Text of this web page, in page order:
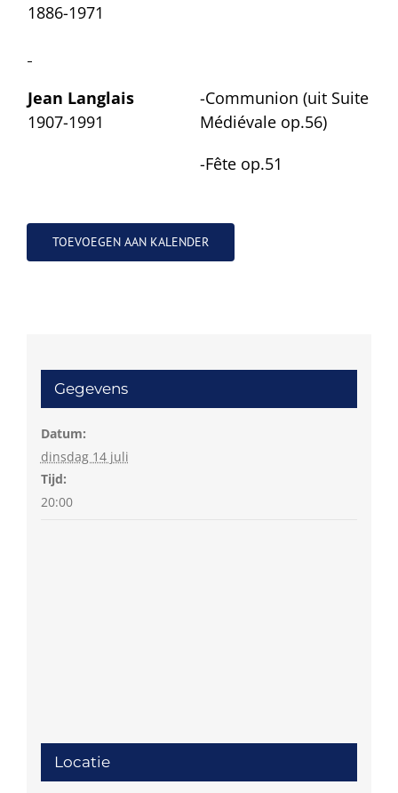
1886-1971
Jean Langlais
1907-1991
-Communion (uit Suite
Médiévale op.56)
-Fête op.51
TOEVOEGEN AAN KALENDER
Gegevens
Datum:
dinsdag 14 juli
Tijd:
20:00
Locatie